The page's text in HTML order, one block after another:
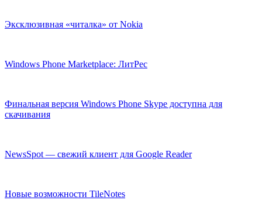
Эксклюзивная «читалка» от Nokia
Windows Phone Marketplace: ЛитРес
Финальная версия Windows Phone Skype доступна для
скачивания
NewsSpot — свежий клиент для Google Reader
Новые возможности TileNotes